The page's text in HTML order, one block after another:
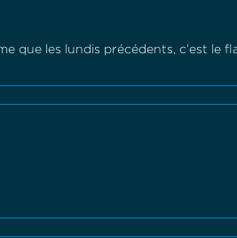
que les lundis précédents, c’est le